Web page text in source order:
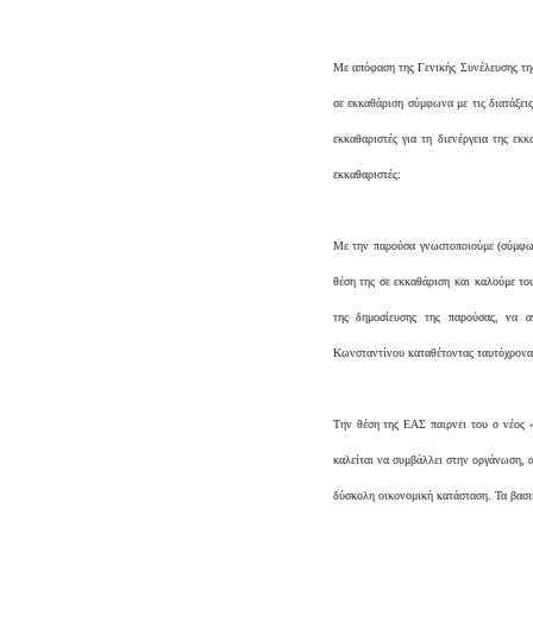
Με απόφαση της Γενικής Συνέλευσης
σε εκκαθάριση σύμφωνα με τις
εκκαθαριστές για τη διενέργεια της
εκκαθαριστές:
Με την παρούσα γνωστοποιούμε
θέση της σε εκκαθάριση και καλούμε
της δημοσίευσης της παρούσας, να
Κωνσταντίνου καταθέτοντας ταυτόχρονα
Την θέση της ΕΑΣ παιρνει του ο νέος
καλείται να συμβάλλει στην οργάνωση,
δύσκολη οικονομική κατάσταση. Τα